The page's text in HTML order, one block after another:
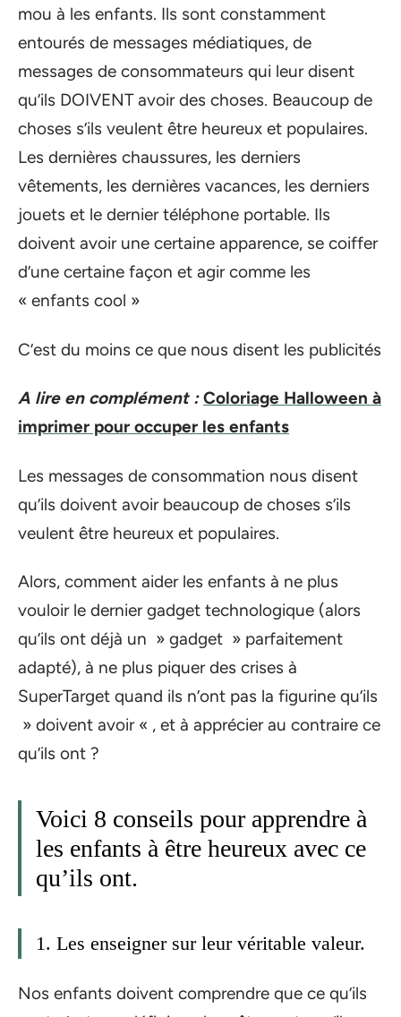
mou à les enfants. Ils sont constamment
entourés de messages médiatiques, de
messages de consommateurs qui leur disent
qu’ils DOIVENT avoir des choses. Beaucoup de
choses s’ils veulent être heureux et populaires.
Les dernières chaussures, les derniers
vêtements, les dernières vacances, les derniers
jouets et le dernier téléphone portable. Ils
doivent avoir une certaine apparence, se coiffer
d’une certaine façon et agir comme les
« enfants cool »
C’est du moins ce que nous disent les publicités
A lire en complément : Coloriage Halloween à
imprimer pour occuper les enfants
Les messages de consommation nous disent
qu’ils doivent avoir beaucoup de choses s’ils
veulent être heureux et populaires.
Alors, comment aider les enfants à ne plus
vouloir le dernier gadget technologique (alors
qu’ils ont déjà un » gadget » parfaitement
adapté), à ne plus piquer des crises à
SuperTarget quand ils n’ont pas la figurine qu’ils
» doivent avoir « , et à apprécier au contraire ce
qu’ils ont ?
Voici 8 conseils pour apprendre à
les enfants à être heureux avec ce
qu’ils ont.
1. Les enseigner sur leur véritable valeur.
Nos enfants doivent comprendre que ce qu’ils